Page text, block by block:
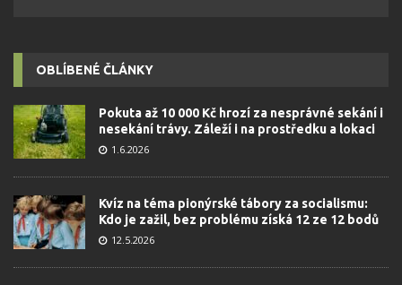
OBLÍBENÉ ČLÁNKY
Pokuta až 10 000 Kč hrozí za nesprávné sekání i
nesekání trávy. Záleží i na prostředku a lokaci
1.6.2026
Kvíz na téma pionýrské tábory za socialismu:
Kdo je zažil, bez problému získá 12 ze 12 bodů
12.5.2026